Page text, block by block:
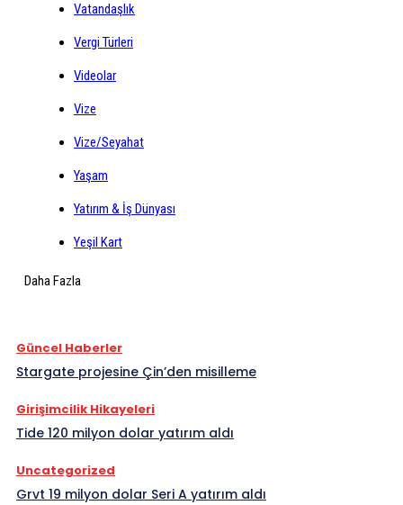
Vatandaşlık
Vergi Türleri
Videolar
Vize
Vize/Seyahat
Yaşam
Yatırım & İş Dünyası
Yeşil Kart
Daha Fazla
Güncel Haberler
Stargate projesine Çin’den misilleme
Girişimcilik Hikayeleri
Tide 120 milyon dolar yatırım aldı
Uncategorized
Grvt 19 milyon dolar Seri A yatırım aldı